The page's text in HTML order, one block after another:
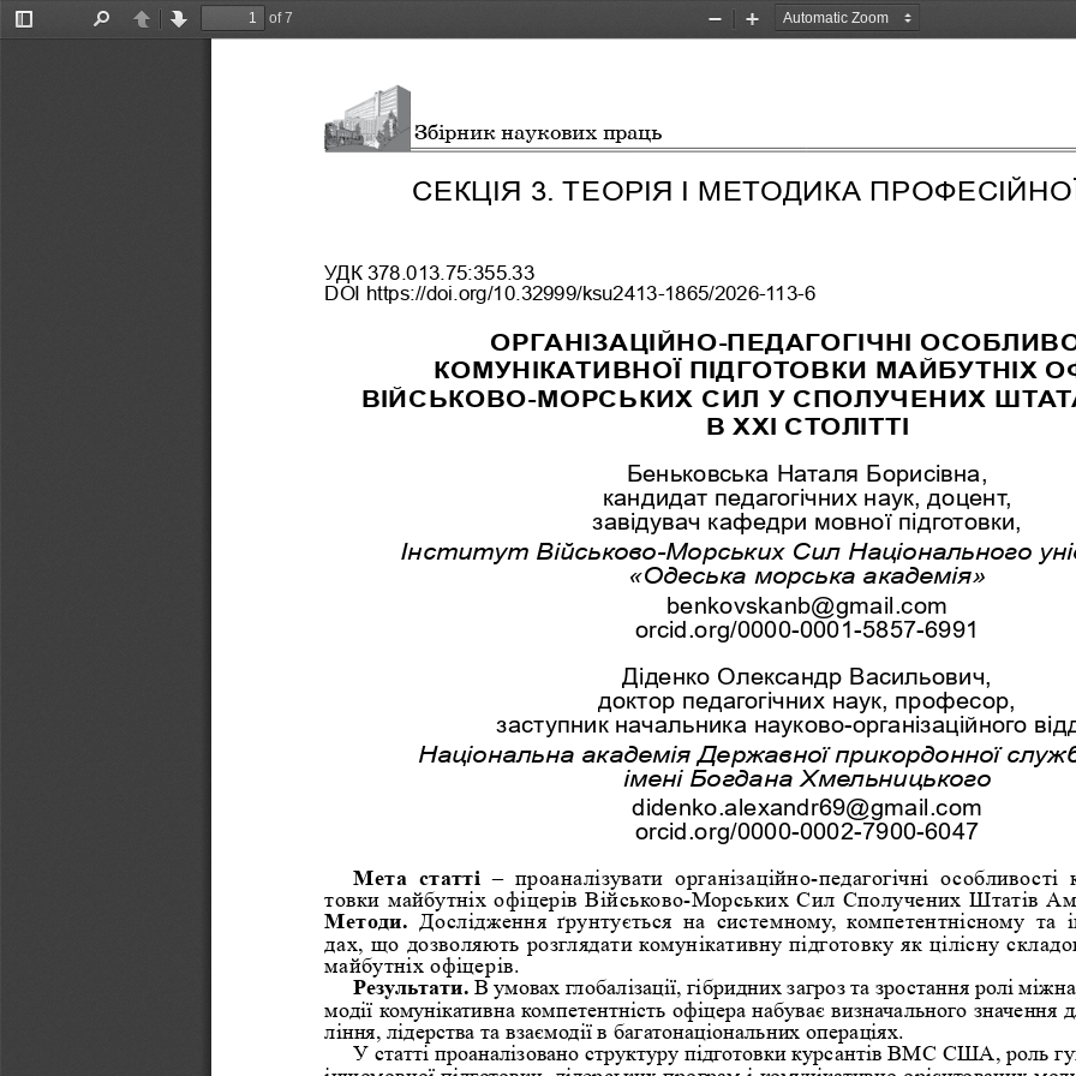
Toggle
PreviousNext
of 7
Zoom
Zoom
Збірник наукових праць
СЕКЦІЯ 3. ТЕОРІЯ І МЕТОДИКА
УДК 378.013.75:355.33
DOI https://doi.org/10.32999/ksu2413-1865/2026-113-6
ОРГАНІЗАЦІЙНО-ПЕДАГОГІЧНІ
КОМУНІКАТИВНОЇ ПІДГОТОВКИ МАЙБУТНІХ
ВІЙСЬКОВО-МОРСЬКИХ СИЛ У СПОЛУЧЕНИХ
В  ХХІ СТОЛІТТІ
Беньковська Наталя Борисівна,
кандидат педагогічних наук, доцент,
завідувач кафедри мовної підготовки,
Інститут Військово-Морських Сил Національного
«Одеська морська академія»
benkovskanb@gmail.com
orcid.org/0000-0001-5857-6991
Діденко Олександр Васильович,
доктор педагогічних наук, професор,
заступник начальника науково-організаційного
Національна академія Державної прикордонної
імені Богдана Хмельницького
didenko.alexandr69@gmail.com
orcid.org/0000-0002-7900-6047
Мета  статті
–  проаналізувати  організаційно-педагогічні  особливості
товки майбутніх офіцерів Військово-Морських Сил Сполучених Штатів
Методи. Дослідження  ґрунтується  на  системному,  компетентнісному  та
дах, що дозволяють розглядати комунікативну підготовку як цілісну
майбутніх офіцерів.
Результати. В умовах глобалізації, гібридних загроз та зростання ролі
модії комунікативна компетентність офіцера набуває визначального значення
ління, лідерства та взаємодії в багатонаціональних операціях.
У статті проаналізовано структуру підготовки курсантів ВМС США, роль